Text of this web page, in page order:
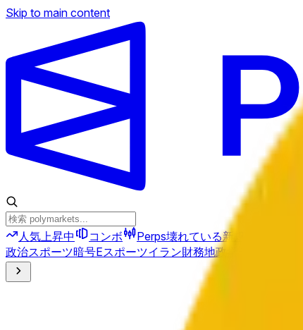
Skip to main content
人気上昇中 コンボ Perps壊れている新規
政治スポーツ暗号Eスポーツイラン財務地政学